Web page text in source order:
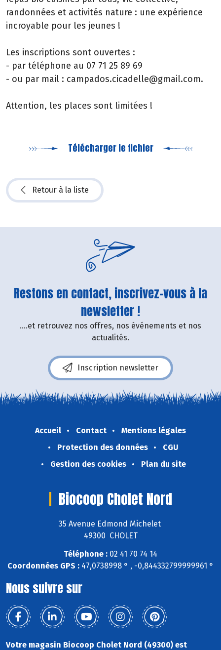
randonnées et activités nature : une expérience
incroyable pour les jeunes !
Les inscriptions sont ouvertes :
- par téléphone au 07 71 25 89 69
- ou par mail : campados.cicadelle@gmail.com.
Attention, les places sont limitées !
Télécharger le fichier
Retour à la liste
Restons en contact, inscrivez-vous à la
newsletter !
....et retrouvez nos offres, nos événements et nos
actualités.
Inscription newsletter
Accueil Contact
Mentions légales
Protection des données
CGU
Gestion des cookies
Plan du site
Biocoop Cholet Nord
35 Avenue Edmond Michelet
49300 CHOLET
Téléphone : 02 41 70 74 14
Coordonnées GPS : 47,0738998 ° , -0,844332799999961 °
Nous suivre sur
Votre magasin Biocoop Cholet Nord (49300) est